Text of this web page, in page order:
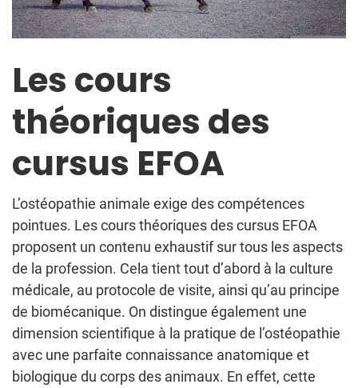
Les cours
théoriques des
cursus EFOA
L’ostéopathie animale exige des compétences
pointues. Les cours théoriques des cursus EFOA
proposent un contenu exhaustif sur tous les aspects
de la profession. Cela tient tout d’abord à la culture
médicale, au protocole de visite, ainsi qu’au principe
de biomécanique. On distingue également une
dimension scientifique à la pratique de l’ostéopathie
avec une parfaite connaissance anatomique et
biologique du corps des animaux. En effet, cette